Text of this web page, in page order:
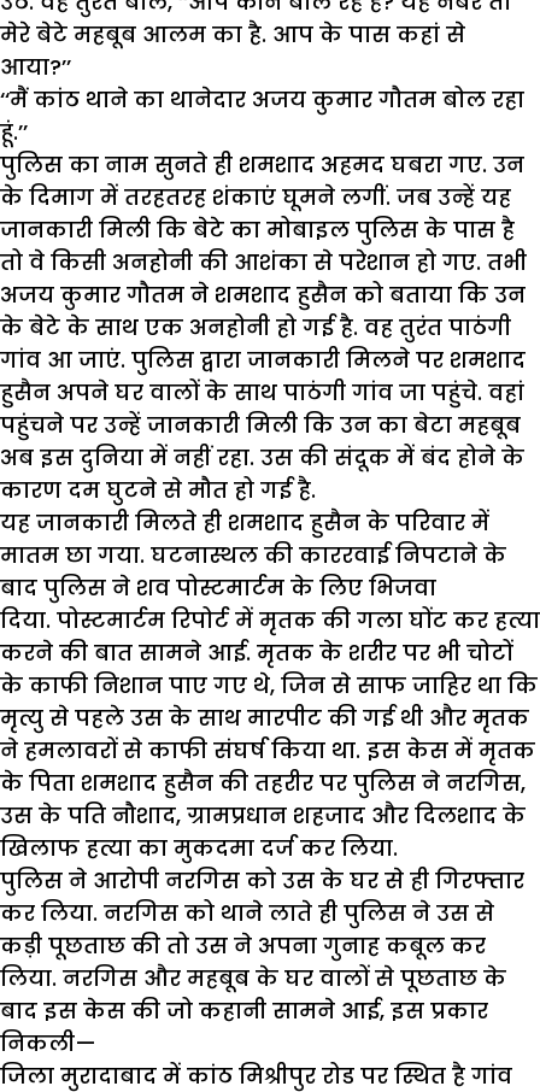
मेरे बेटे महबूब आलम का है. आप के पास कहां से
आया?’’
‘‘मैं कांठ थाने का थानेदार अजय कुमार गौतम बोल रहा
हूं.’’
पुलिस का नाम सुनते ही शमशाद अहमद घबरा गए. उन
के दिमाग में तरहतरह शंकाएं घूमने लगीं. जब उन्हें यह
जानकारी मिली कि बेटे का मोबाइल पुलिस के पास है
तो वे किसी अनहोनी की आशंका से परेशान हो गए. तभी
अजय कुमार गौतम ने शमशाद हुसैन को बताया कि उन
के बेटे के साथ एक अनहोनी हो गई है. वह तुरंत पाठंगी
गांव आ जाएं. पुलिस द्वारा जानकारी मिलने पर शमशाद
हुसैन अपने घर वालों के साथ पाठंगी गांव जा पहुंचे. वहां
पहुंचने पर उन्हें जानकारी मिली कि उन का बेटा महबूब
अब इस दुनिया में नहीं रहा. उस की संदूक में बंद होने के
कारण दम घुटने से मौत हो गई है.
यह जानकारी मिलते ही शमशाद हुसैन के परिवार में
मातम छा गया. घटनास्थल की काररवाई निपटाने के
बाद पुलिस ने शव पोस्टमार्टम के लिए भिजवा
दिया. पोस्टमार्टम रिपोर्ट में मृतक की गला घोंट कर हत्या
करने की बात सामने आई. मृतक के शरीर पर भी चोटों
के काफी निशान पाए गए थे, जिन से साफ जाहिर था कि
मृत्यु से पहले उस के साथ मारपीट की गई थी और मृतक
ने हमलावरों से काफी संघर्ष किया था. इस केस में मृतक
के पिता शमशाद हुसैन की तहरीर पर पुलिस ने नरगिस,
उस के पति नौशाद, ग्रामप्रधान शहजाद और दिलशाद के
खिलाफ हत्या का मुकदमा दर्ज कर लिया.
पुलिस ने आरोपी नरगिस को उस के घर से ही गिरफ्तार
कर लिया. नरगिस को थाने लाते ही पुलिस ने उस से
कड़ी पूछताछ की तो उस ने अपना गुनाह कबूल कर
लिया. नरगिस और महबूब के घर वालों से पूछताछ के
बाद इस केस की जो कहानी सामने आई, इस प्रकार
निकली—
जिला मुरादाबाद में कांठ मिश्रीपुर रोड पर स्थित है गांव